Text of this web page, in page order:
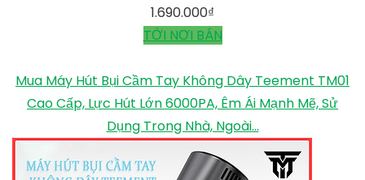
1.690.000₫
TỚI NƠI BÁN
Mua Máy Hút Bụi Cầm Tay Không Dây Teement TM01
Cao Cấp, Lực Hút Lớn 6000PA, Êm Ái Mạnh Mẽ, Sử
Dụng Trong Nhà, Ngoài...